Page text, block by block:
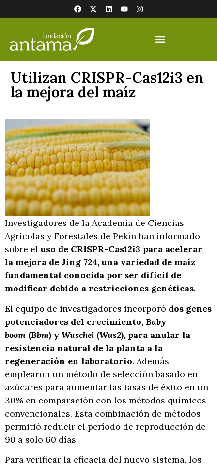
Utilizan CRISPR-Cas12i3 en
la mejora del maíz
Investigadores de la Academia de Ciencias
Agrícolas y Forestales de Pekín han informado
sobre eluso de CRISPR-Cas12i3 para acelerar
la mejora de Jing 724, una variedad de maíz
fundamental conocida por ser difícil de
modificar debido a restricciones genéticas.
El equipo de investigadores incorporó dos genes
potenciadores del crecimiento, Baby
boom (Bbm) y Wuschel(Wus2), para anular la
resistencia natural de la planta a la
regeneración en laboratorio. Además,
emplearon un método de selección basado en
azúcares para aumentar las tasas de éxito en un
30% en comparación con los métodos químicos
convencionales. Esta combinación de métodos
permitió reducir el período de reproducción de
90 a solo 60 días.
Para verificar la eficacia del nuevo sistema, los